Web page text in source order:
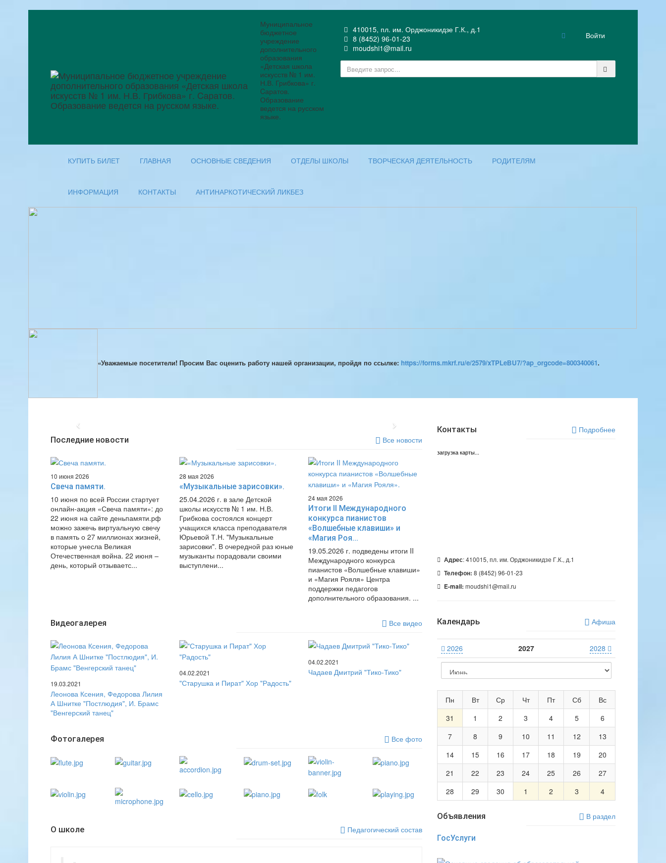
Муниципальное
бюджетное
учреждение
дополнительного
образования
«Детская школа
искусств № 1 им.
Н.В. Грибкова» г.
Cаратов.
Образование
ведется на русском
языке.
410015, пл. им. Орджоникидзе Г.К., д.1
8 (8452) 96-01-23
moudshi1@mail.ru
Войти
КУПИТЬ БИЛЕТ ГЛАВНАЯ ОСНОВНЫЕ СВЕДЕНИЯ ОТДЕЛЫ ШКОЛЫ ТВОРЧЕСКАЯ ДЕЯТЕЛЬНОСТЬ РОДИТЕЛЯМ
ИНФОРМАЦИЯ КОНТАКТЫ АНТИНАРКОТИЧЕСКИЙ ЛИКБЕЗ
«Уважаемые посетители! Просим Вас оценить работу нашей организации, пройдя по ссылке: https://forms.mkrf.ru/e/2579/xTPLeBU7/?ap_orgcode=800340061.
Последние новости Все новости
10 июня 2026
Свеча памяти.
10 июня по всей России стартует
онлайн-акция «Свеча памяти»: до
22 июня на сайте деньпамяти.рф
можно зажечь виртуальную свечу
в память о 27 миллионах жизней,
которые унесла Великая
Отечественная война. 22 июня –
день, который отзываетс...
28 мая 2026
«Музыкальные зарисовки».
25.04.2026 г. в зале Детской
школы искусств № 1 им. Н.В.
Грибкова состоялся концерт
учащихся класса преподавателя
Юрьевой Т.Н. "Музыкальные
зарисовки". В очередной раз юные
музыканты порадовали своими
выступлени...
24 мая 2026
Итоги II Международного
конкурса пианистов
«Волшебные клавиши» и
«Магия Роя...
19.05.2026 г. подведены итоги II
Международного конкурса
пианистов «Волшебные клавиши»
и «Магия Рояля» Центра
поддержки педагогов
дополнительного образования. ...
Видеогалерея Все видео
19.03.2021
Леонова Ксения, Федорова Лилия
А Шнитке "Постлюдия", И. Брамс
"Венгерский танец"
04.02.2021
"Старушка и Пират" Хор "Радость"
04.02.2021
Чадаев Дмитрий "Тико-Тико"
Фотогалерея Все фото
О школе Педагогический состав
Контакты Подробнее
загрузка карты...
Адрес: 410015, пл. им. Орджоникидзе Г.К., д.1
Телефон: 8 (8452) 96-01-23
E-mail: moudshi1@mail.ru
Календарь Афиша
2026 2027 2028
Пн Вт Ср Чт Пт Сб
Вс
31
1 2 3 4 5
6
7
8 9 10 11 12
13
14
15 16 17 18 19
20
21
22 23 24 25 26
27
28
29 30 1 2 3 4
Объявления В раздел
ГосУслуги